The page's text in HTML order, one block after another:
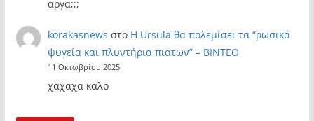
αργα;;;
korakasnews στο Η Ursula θα πολεμίσει τα “ρωσικά
ψυγεία και πλυντήρια πιάτων” – ΒΙΝΤΕΟ
11 Οκτωβρίου 2025
χαχαχα καλο